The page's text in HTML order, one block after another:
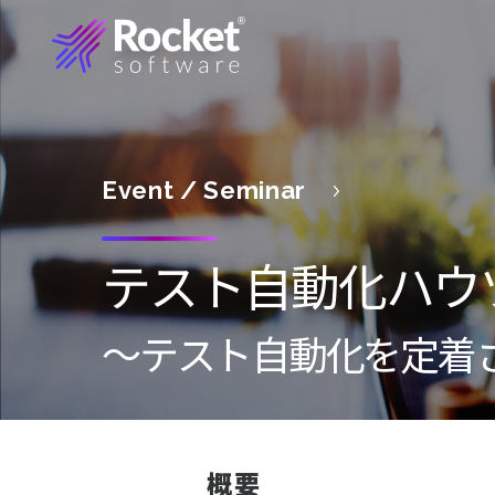
Event / Seminar
テスト自動化ハ
〜テスト自動化を定着
概要